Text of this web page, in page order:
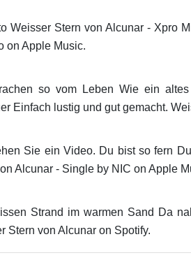
Weisser Stern von Alcunar - Xpro
on Apple Music.
so vom Leben Wie ein
Einfach lustig und gut gemacht.
Sie ein Video. Du bist so fern
Alcunar - Single by NIC on Apple
Strand im warmen Sand Da
Stern von Alcunar on Spotify.